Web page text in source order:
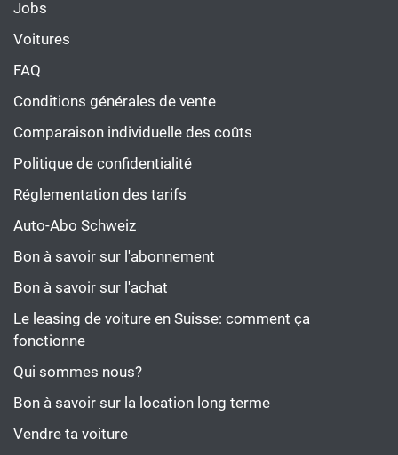
Jobs
Voitures
FAQ
Conditions générales de vente
Comparaison individuelle des coûts
Politique de confidentialité
Réglementation des tarifs
Auto-Abo Schweiz
Bon à savoir sur l'abonnement
Bon à savoir sur l'achat
Le leasing de voiture en Suisse: comment ça
fonctionne
Qui sommes nous?
Bon à savoir sur la location long terme
Vendre ta voiture